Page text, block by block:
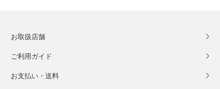
お取扱店舗
ご利用ガイド
お支払い・送料